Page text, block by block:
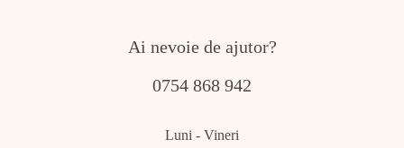
Ai nevoie de ajutor?
0754 868 942
Luni - Vineri